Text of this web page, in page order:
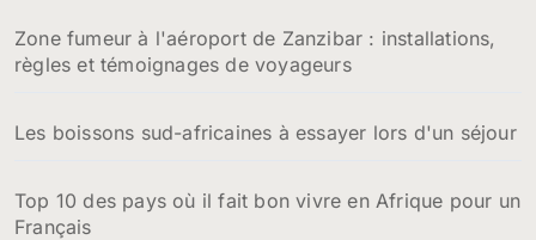
Zone fumeur à l'aéroport de Zanzibar : installations,
règles et témoignages de voyageurs
Les boissons sud-africaines à essayer lors d'un séjour
Top 10 des pays où il fait bon vivre en Afrique pour un
Français